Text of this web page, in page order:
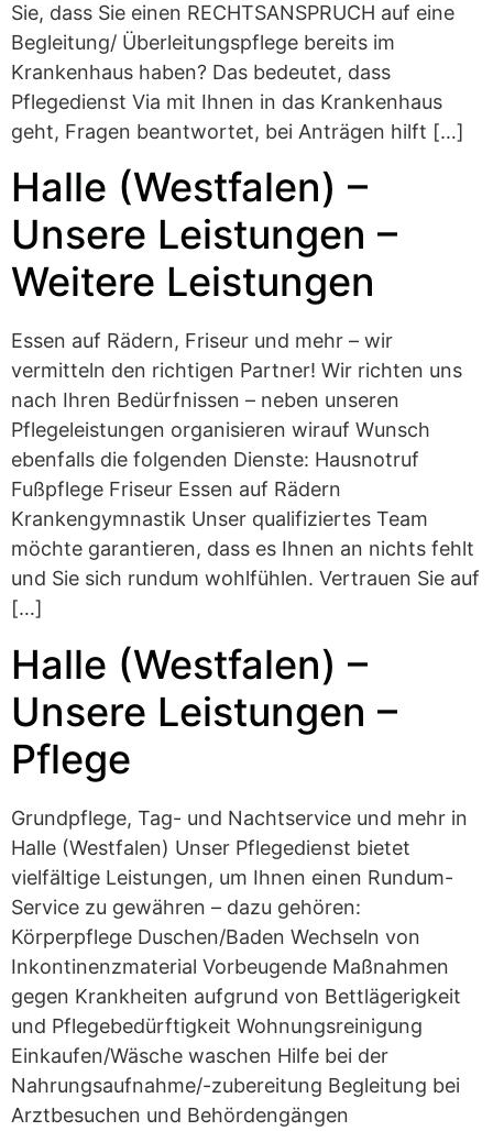
Sie, dass Sie einen RECHTSANSPRUCH auf eine
Begleitung/ Überleitungspflege bereits im
Krankenhaus haben? Das bedeutet, dass
Pflegedienst Via mit Ihnen in das Krankenhaus
geht, Fragen beantwortet, bei Anträgen hilft […]
Halle (Westfalen) –
Unsere Leistungen –
Weitere Leistungen
Essen auf Rädern, Friseur und mehr – wir
vermitteln den richtigen Partner! Wir richten uns
nach Ihren Bedürfnissen – neben unseren
Pflegeleistungen organisieren wirauf Wunsch
ebenfalls die folgenden Dienste: Hausnotruf
Fußpflege Friseur Essen auf Rädern
Krankengymnastik Unser qualifiziertes Team
möchte garantieren, dass es Ihnen an nichts fehlt
und Sie sich rundum wohlfühlen. Vertrauen Sie auf
[…]
Halle (Westfalen) –
Unsere Leistungen –
Pflege
Grundpflege, Tag- und Nachtservice und mehr in
Halle (Westfalen) Unser Pflegedienst bietet
vielfältige Leistungen, um Ihnen einen Rundum-
Service zu gewähren – dazu gehören:
Körperpflege Duschen/Baden Wechseln von
Inkontinenzmaterial Vorbeugende Maßnahmen
gegen Krankheiten aufgrund von Bettlägerigkeit
und Pflegebedürftigkeit Wohnungsreinigung
Einkaufen/Wäsche waschen Hilfe bei der
Nahrungsaufnahme/-zubereitung Begleitung bei
Arztbesuchen und Behördengängen